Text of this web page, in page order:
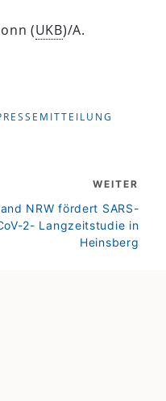
(UKB)/A.
WEITER
NRW fördert SARS-
2- Langzeitstudie in
Heinsberg